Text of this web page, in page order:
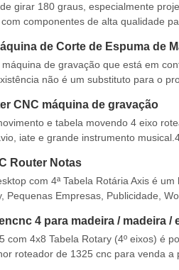
girar 180 graus, especialmente
componentes de alta qualidade
de Corte de Espuma de
de gravação que está em
não é um substituto para o
CNC máquina de gravação
e tabela movendo 4 eixo
iate e grande instrumento
Router Notas
com 4ª Tabela Rotária Axis é
Pequenas Empresas, Publicidade,
4 para madeira / madeira /
com 4x8 Tabela Rotary (4º eixos) é
roteador de 1325 cnc para venda a